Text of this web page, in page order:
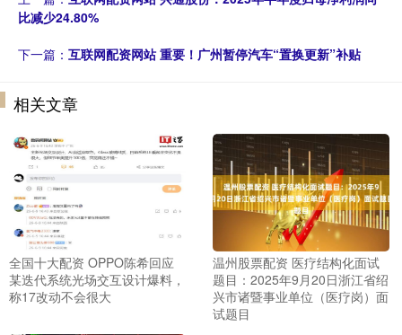
比减少24.80%
下一篇： 互联网配资网站 重要！广州暂停汽车“置换更新”补贴
相关文章
全国十大配资 OPPO陈希回应
某迭代系统光场交互设计爆料，
称17改动不会很大
温州股票配资 医疗结构化面试
题目：2025年9月20日浙江省绍
兴市诸暨事业单位（医疗岗）面
试题目